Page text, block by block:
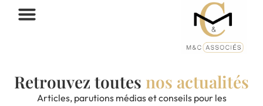
Retrouvez toutes nos actualités
Articles, parutions médias et conseils pour les